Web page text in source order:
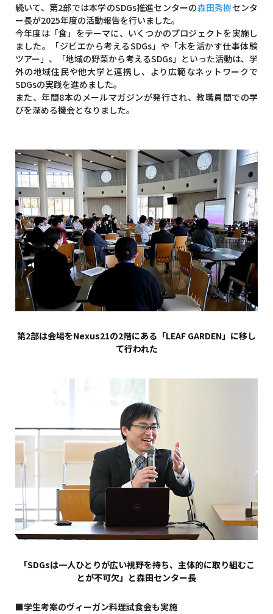
続いて、第2部では本学のSDGs推進センターの森田秀樹センタ
ー長が2025年度の活動報告を行いました。
今年度は「食」をテーマに、いくつかのプロジェクトを実施し
ました。「ジビエから考えるSDGs」や「木を活かす仕事体験
ツアー」、「地域の野菜から考えるSDGs」といった活動は、学
外の地域住民や他大学と連携し、より広範なネットワークで
SDGsの実践を進めました。
また、年間8本のメールマガジンが発行され、教職員間での学
びを深める機会となりました。
第2部は会場をNexus21の2階にある「LEAF GARDEN」に移し
て行われた
「SDGsは一人ひとりが広い視野を持ち、主体的に取り組むこ
とが不可欠」と森田センター長
■学生考案のヴィーガン料理試食会も実施